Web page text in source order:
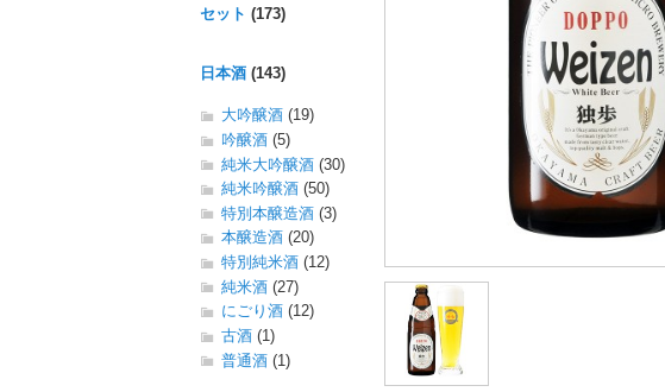
セット (173)
日本酒 (143)
大吟醸酒 (19)
吟醸酒 (5)
純米大吟醸酒 (30)
純米吟醸酒 (50)
特別本醸造酒 (3)
本醸造酒 (20)
特別純米酒 (12)
純米酒 (27)
にごり酒 (12)
古酒 (1)
普通酒 (1)